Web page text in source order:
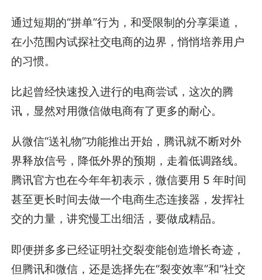
通过短期的“拼单”行为，和受限制的分享渠道，
在小范围内试探社交电商的边界，悄悄培养用户
的习惯。
比起曾经快速投入进行的电商尝试，这次的腾
讯，显然对用微信做电商有了更多的耐心。
从微信“送礼物”功能推出开始，腾讯就不断对外
界释放信号，降低外界的预期，走着低调路线。
腾讯官方也在今年年初表示，微信要用 5 年时间
甚至更长时间去做一个电商生态连接器，发挥社
交的力量，讲究慢工出细活，要做成精品。
即便拼多多已经证明社交裂变能创造增长奇迹，
但腾讯和微信，还是选择先在“裂变效率”和“社交